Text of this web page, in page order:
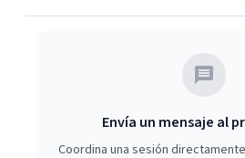
Envía un mensaje al
Coordina una sesión